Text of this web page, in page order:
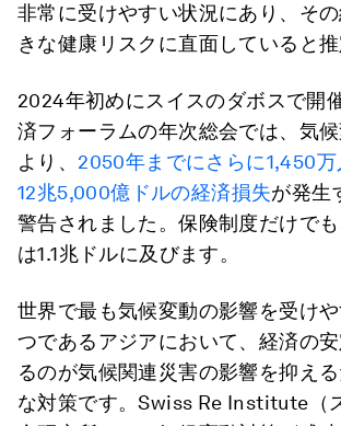
非常に受けやすい状況にあり、そ
きな健康リスクに直面していると推
2024年初めにスイスのダボスで開
済フォーラムの年次総会では、気
より、 2050年までにさらに1,450
12兆5,000億ドルの経済損失が発生
警告されました。保険制度だけで
は1.1兆ドルに及びます。
世界で最も気候変動の影響を受け
つであるアジアにおいて、経済の
るのが気候関連災害の影響を抑え
な対策です。Swiss Re Institute（